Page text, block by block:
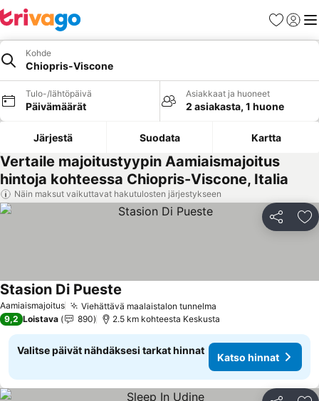
Suosikit
Kohde
Chiopris-Viscone
Tulo-/lähtöpäivä
Päivämäärät
Asiakkaat ja huoneet
2 asiakasta, 1 huone
Järjestä Suodata Kartta
Vertaile majoitustyypin Aamiaismajoitus
hintoja kohteessa Chiopris-Viscone, Italia
Näin maksut vaikuttavat hakutulosten järjestykseen
Jaa
Aamiaismajoitus Viehättävä maalaistalon tunnelma
Stasion Di Pueste
9,2 Loistava 890 2.5 km kohteesta Keskusta
Valitse päivät nähdäksesi tarkat hinnat
Katso hinnat